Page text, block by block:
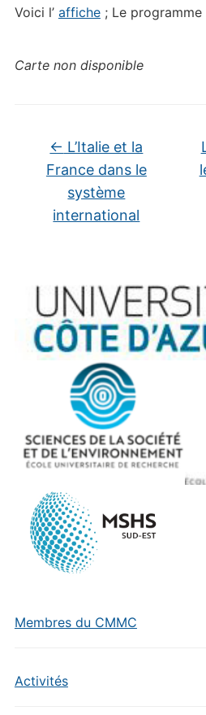
Membres du CMMC
Activités
Voici l’ affiche; Le programme
Carte non disponible
← L’Italie et la
France dans le
système
international